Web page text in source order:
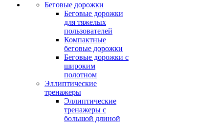
Беговые дорожки
Беговые дорожки
для тяжелых
пользователей
Компактные
беговые дорожки
Беговые дорожки с
широким
полотном
Эллиптические
тренажеры
Эллиптические
тренажеры с
большой длиной